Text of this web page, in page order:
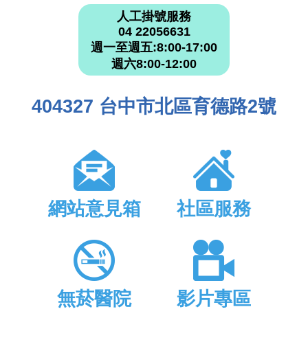
人工掛號服務
04 22056631
週一至週五:8:00-17:00
週六8:00-12:00
404327 台中市北區育德路2號
網站意見箱 社區服務
無菸醫院 影片專區